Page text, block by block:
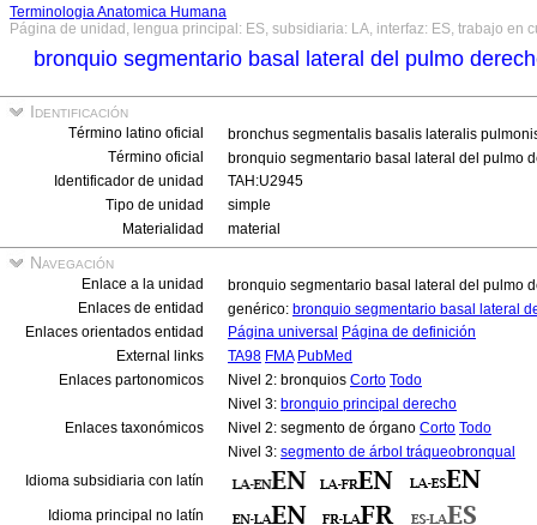
Terminologia Anatomica Humana
Página de unidad, lengua principal: ES, subsidiaria: LA, interfaz: ES, trabajo en
bronquio segmentario basal lateral del pulmo
Identificación
Término latino oficial
bronchus segmentalis basalis lateralis
Término oficial
bronquio segmentario basal lateral del pulmo
Identificador de unidad
TAH:U2945
Tipo de unidad
simple
Materialidad
material
Navegación
Enlace a la unidad
bronquio segmentario basal lateral del pulmo
Enlaces de entidad
genérico: bronquio segmentario basal lateral
Enlaces orientados entidad
Página universal Página de definición
External links
TA98 FMA PubMed
Enlaces partonomicos
Nivel 2: bronquios Corto Todo
Nivel 3: bronquio principal derecho
Enlaces taxonómicos
Nivel 2: segmento de órgano Corto Todo
Nivel 3: segmento de árbol tráqueobronqual
Idioma subsidiaria con latín
Idioma principal no latín